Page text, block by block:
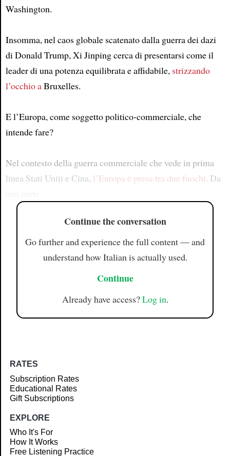
Washington.
Insomma, nel caos globale scatenato dalla guerra dei dazi
di Donald Trump, Xi Jinping cerca di presentarsi come il
leader di una potenza equilibrata e affidabile, strizzando
l’occhio aBruxelles.
E l’Europa, come soggetto politico-commerciale, che
intende fare?
Nel contesto della guerra commerciale che vede in prima
linea Stati Uniti e Cina, l’Europa è presa tra due fuochi. Da
Continue the conversation
Go further and experience the full content — and
understand how Italian is actually used.
Continue
Already have access?Log in.
RATES
Subscription Rates
Educational Rates
Gift Subscriptions
EXPLORE
Who It's For
How It Works
Free Listening Practice